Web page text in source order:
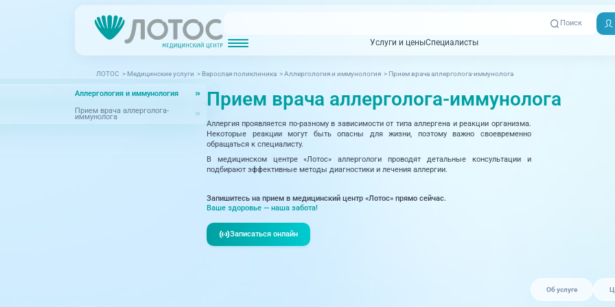
Поиск
Услуги и ценыСпециалисты
ЛОТОС > Медицинские услуги > Взрослая поликлиника >Аллергология и иммунология > Прием врача аллерголога-иммунолога
Аллергология и иммунология
Прием врача аллерголога-
иммунолога
Прием врача аллерголога-иммунолога
Аллергия проявляется по-разному в зависимости от типа аллергена и реакции организма.
Некоторые реакции могут быть опасны для жизни, поэтому важно своевременно
обращаться к специалисту.
В медицинском центре «Лотос» аллергологи проводят детальные консультации и
подбирают эффективные методы диагностики и лечения аллергии.
Запишитесь на прием в медицинский центр «Лотос» прямо сейчас.
Ваше здоровье — наша забота!
Записаться онлайн
Об услуге
Акции
ПревентэйджПациентам
МРТ (Магнитно-резонансная томография) КТ (Компьютерная томография)УЗИ (Ультразвуковая диагностика)Превентэйдж
Дерматовенерология
Кардиология
Неврология, рефлексотерапия
Оториноларингология